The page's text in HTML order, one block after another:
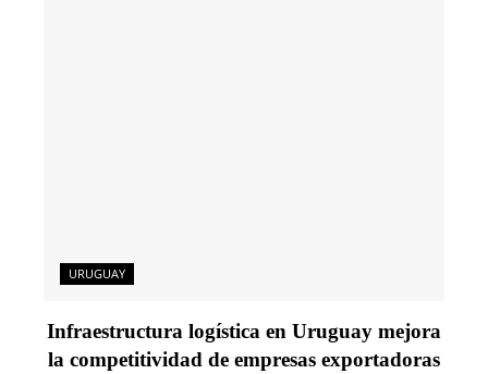
URUGUAY
Infraestructura logística en Uruguay mejora
la competitividad de empresas exportadoras